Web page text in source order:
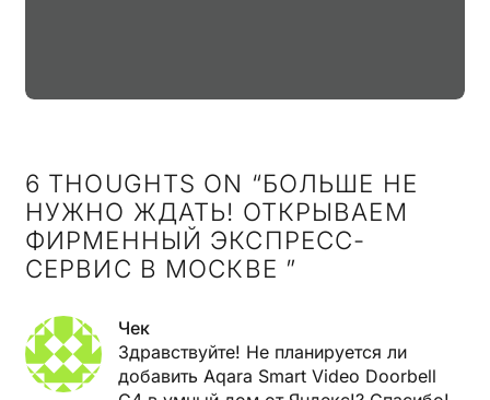
6 THOUGHTS ON “БОЛЬШЕ НЕ
НУЖНО ЖДАТЬ! ОТКРЫВАЕМ
ФИРМЕННЫЙ ЭКСПРЕСС-
СЕРВИС В МОСКВЕ ”
Чек
Здравствуйте! Не планируется ли
добавить Aqara Smart Video Doorbell